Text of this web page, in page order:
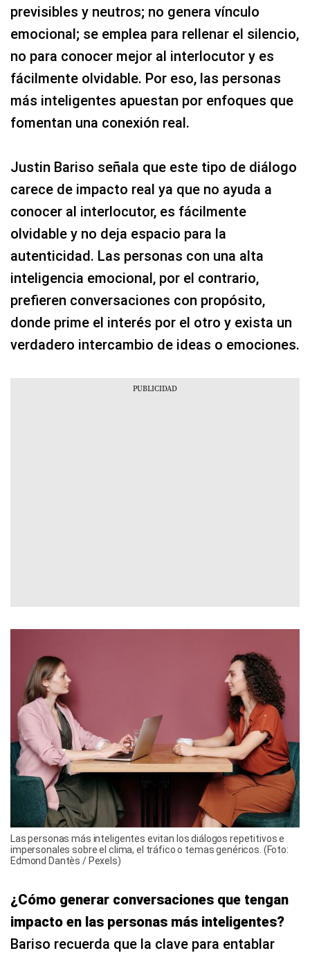
previsibles y neutros; no genera vínculo
emocional; se emplea para rellenar el silencio,
no para conocer mejor al interlocutor y es
fácilmente olvidable. Por eso, las personas
más inteligentes apuestan por enfoques que
fomentan una conexión real.
Justin Bariso señala que este tipo de diálogo
carece de impacto real ya que no ayuda a
conocer al interlocutor, es fácilmente
olvidable y no deja espacio para la
autenticidad. Las personas con una alta
inteligencia emocional, por el contrario,
prefieren conversaciones con propósito,
donde prime el interés por el otro y exista un
verdadero intercambio de ideas o emociones.
Las personas más inteligentes evitan los diálogos repetitivos e
impersonales sobre el clima, el tráfico o temas genéricos. (Foto:
Edmond Dantès / Pexels)
¿Cómo generar conversaciones que tengan
impacto en las personas más inteligentes?
Bariso recuerda que la clave para entablar